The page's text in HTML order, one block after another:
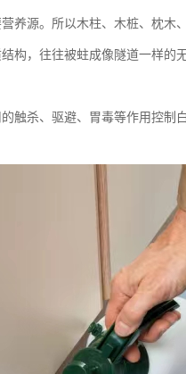
养源。所以木柱、木桩、枕木
构，往往被蛀成像隧道一样的
触杀、驱避、胃毒等作用控制